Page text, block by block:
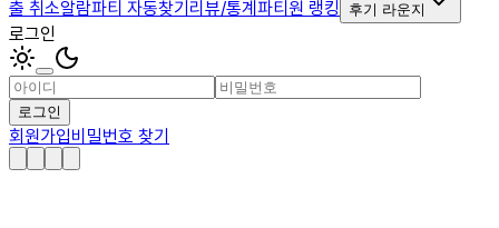
출 취소알람파티 자동찾기리뷰/통계파티원 랭킹 후기 라운지
로그인
로그인
회원가입비밀번호 찾기